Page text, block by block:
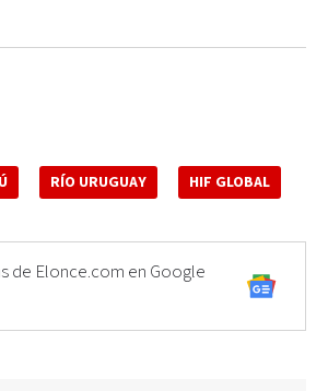
RÍO URUGUAY HIF GLOBAL
de Elonce.com en Google